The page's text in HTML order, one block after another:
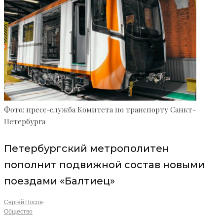
Фото: пресс-служба Комитета по транспорту Санкт-
Петербурга
Петербургский метрополитен
пополнит подвижной состав новыми
поездами «Балтиец»
Сергей Носов·
Общество